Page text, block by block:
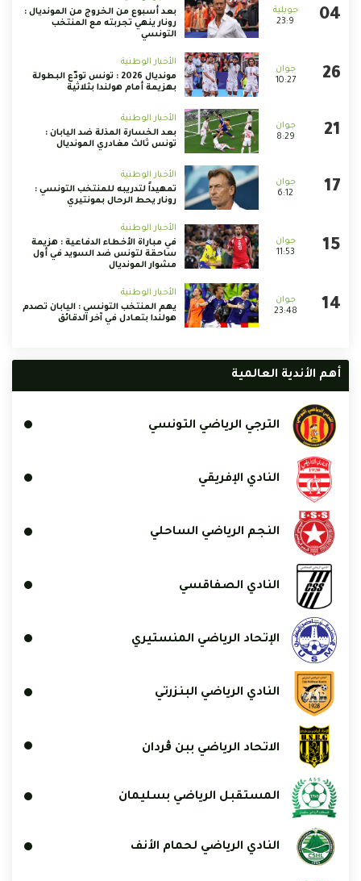
23:9
بعد أسبوع من الخروج من المونديال :
رونار ينهي تجربته مع المنتخب
التونسي
10:27
الأخبار الوطنية
مونديال 2026 : تونس تودّع البطولة
بهزيمة أمام هولندا بثلاثية
8:29
الأخبار الوطنية
بعد الخسارة المذلة ضد اليابان :
تونس ثالث مغادري المونديال
6:12
الأخبار الوطنية
تمهيداً لتدريبه للمنتخب التونسي :
رونار يحط الرحال بمونتيري
11:53
الأخبار الوطنية
في مباراة الأخطاء الدفاعية : هزيمة
ساحقة لتونس ضد السويد في أول
مشوار المونديال
23:48
الأخبار الوطنية
يهم المنتخب التونسي : اليابان تصدم
هولندا بتعادل في آخر الدقائق
أهم الأندية العالمية
الترجي الرياضي التونسي
النادي الإفريقي
النجم الرياضي الساحلي
النادي الصفاقسي
الإتحاد الرياضي المنستيري
النادي الرياضي البنزرتي
الاتحاد الرياضي ببن ڨردان
المستقبل الرياضي بسليمان
النادي الرياضي لحمام الأنف